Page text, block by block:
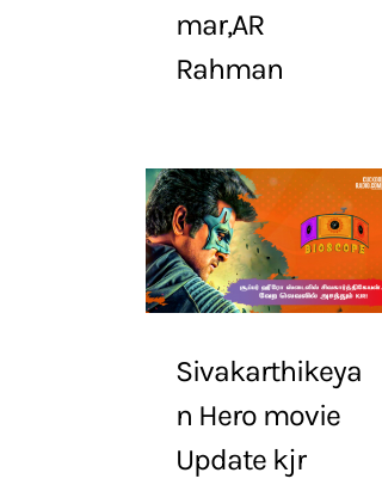
mar,AR
Rahman
Sivakarthikeya
n Hero movie
Update kjr